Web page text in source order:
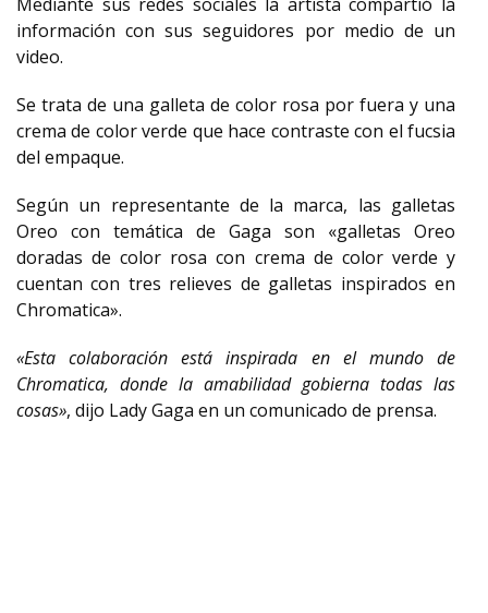
información con sus seguidores por medio de un
video.
Se trata de una galleta de color rosa por fuera y una
crema de color verde que hace contraste con el fucsia
del empaque.
Según un representante de la marca, las galletas
Oreo con temática de Gaga son «galletas Oreo
doradas de color rosa con crema de color verde y
cuentan con tres relieves de galletas inspirados en
Chromatica».
«Esta colaboración está inspirada en el mundo de
Chromatica, donde la amabilidad gobierna todas las
cosas», dijo Lady Gaga en un comunicado de prensa.